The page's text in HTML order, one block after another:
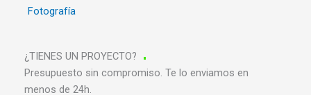
Fotografía
¿TIENES UN PROYECTO?
Presupuesto sin compromiso. Te lo enviamos en
menos de 24h.